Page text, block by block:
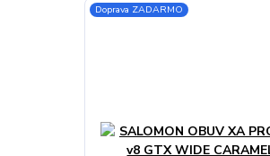
Doprava ZADARMO